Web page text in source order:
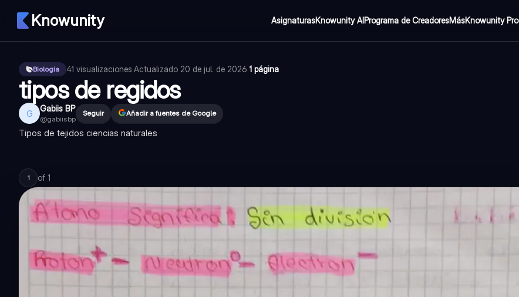
Knowunity AsignaturasKnowunity AIPrograma de CreadoresMásKnowunity Pro
Biologia 41 visualizaciones·Actualizado 20 de jul. de 2026·1 página
tipos de regidos
G Gabiis BP
@gabiisbp
Seguir Añadir a fuentes de Google
Tipos de tejidos ciencias naturales
1 of 1